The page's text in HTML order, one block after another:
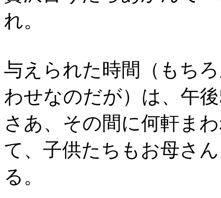
れ。
与えられた時間（もち
わせなのだが）は、午
さあ、その間に何軒ま
て、子供たちもお母さ
る。